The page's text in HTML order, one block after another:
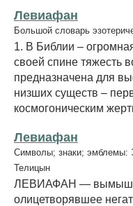
Левиафан
Большой словарь
1. В Библии –
своей спине тяжесть
предназначена для
низших существ –
космогоническим
Левиафан
Символы; знаки; эмблемы:
Телицын
ЛЕВИАФАН —
олицетворявшее